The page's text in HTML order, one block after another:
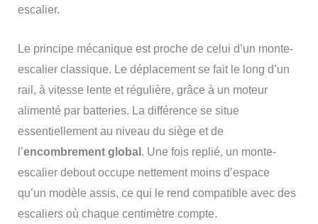
escalier.
Le principe mécanique est proche de celui d’un monte-
escalier classique. Le déplacement se fait le long d’un
rail, à vitesse lente et régulière, grâce à un moteur
alimenté par batteries. La différence se situe
essentiellement au niveau du siège et de
l’encombrement global . Une fois replié, un monte-
escalier debout occupe nettement moins d’espace
qu’un modèle assis, ce qui le rend compatible avec des
escaliers où chaque centimètre compte.